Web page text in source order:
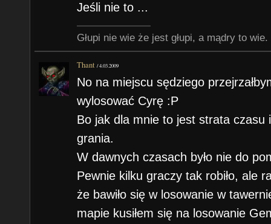
Jeśli nie to ...
Głupi nie wie że jest głupi, a mądry to wie.
Thant /4.03.2009
No na miejscu sędziego
wylosować Cyrę :P
Bo jak dla mnie to jest strata czasu
grania.
W dawnych czasach było nie do
Pewnie kilku graczy tak robiło, ale
że bawiło się w losowanie w
mapie kusiłem się na losowanie